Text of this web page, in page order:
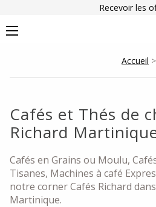
Recevoir les
Accueil >
Cafés et Thés de
Richard
Cafés en Grains ou Moulu,
Tisanes, Machines à café
notre corner Cafés Richard
Martinique.